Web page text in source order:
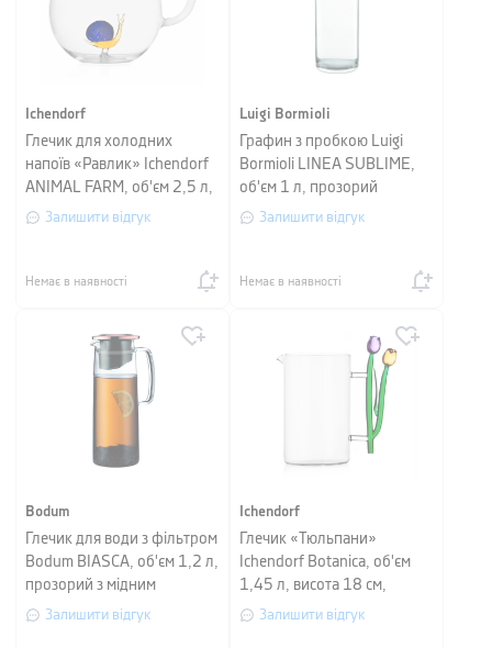
Ichendorf
Глечик для холодних
напоїв «Равлик» Ichendorf
ANIMAL FARM, об'єм 2,5 л,
висота 18 см, прозорий
Залишити відгук
Немає в наявності
Luigi Bormioli
Графин з пробкою Luigi
Bormioli LINEA SUBLIME,
об'єм 1 л, прозорий
Залишити відгук
Немає в наявності
Bodum
Глечик для води з фільтром
Bodum BIASCA, об'єм 1,2 л,
прозорий з мідним
Залишити відгук
Ichendorf
Глечик «Тюльпани»
Ichendorf Botanica, об'єм
1,45 л, висота 18 см,
прозорий
Залишити відгук